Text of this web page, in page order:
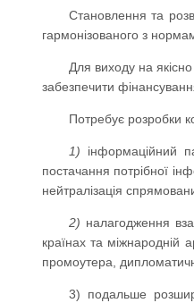
Становлення та
гармонізованого з
Для виходу на
забезпечити
Потребує розробки
1) інформаційний
постачання потрібної
нейтралізація
2) налагодження
країнах та міжнародній
промоутера,
3) подальше